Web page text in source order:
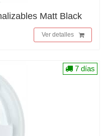
Matt Black
Ver detalles
7 días